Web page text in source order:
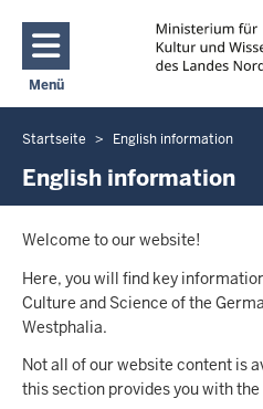
Direkt
Menü
Navigation aktivieren/deaktivieren:
Sie
befinden
Startseite English information
English information
Welcome to our website!
Here, you will find key
Culture and Science of the
Westphalia.
Not all of our website content is
this section provides you with